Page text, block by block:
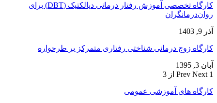
کارگاه تخصصی آموزش رفتار درمانی دیالکتیک (DBT) برای
روان‌درمانگران
آذر 9, 1403
کارگاه زوج‌ درمانی شناختی رفتاری متمرکز بر طرحواره
آبان 3, 1395
Prev Next 1 از 3
کارگاه های آموزشی عمومی